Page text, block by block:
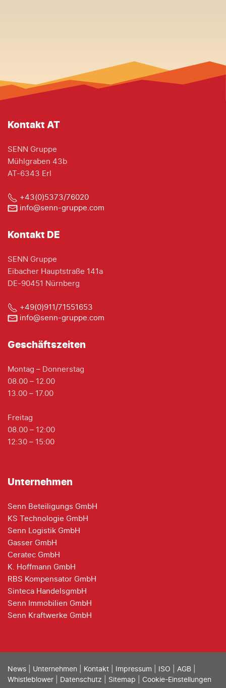
Kontakt AT
SENN Gruppe
Mühlgraben 43b
AT-6343 Erl
+43(0)5373/76020
info@senn-gruppe.com
Kontakt DE
SENN Gruppe
Eibacher Hauptstraße 141a
DE-90451 Nürnberg
+49(0)911/71551653
info@senn-gruppe.com
Geschäftszeiten
Montag – Donnerstag
08.00 – 12.00
13.00 – 17.00
Freitag
08.00 – 12:00
12:30 – 15:00
Unternehmen
Senn Beteiligungs GmbH
KS Technologie GmbH
Senn Logistik GmbH
Gasser GmbH
Ceratec GmbH
K. Hoffmann GmbH
RBS Kompensator GmbH
Sinteca HandelsgmbH
Senn Immobilien GmbH
Senn Kraftwerke GmbH
News Unternehmen Kontakt Impressum ISO AGB
Whistleblower
Datenschutz Sitemap Cookie-Einstellungen